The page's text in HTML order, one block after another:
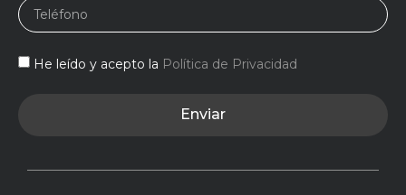
He leído y acepto la Política de Privacidad
Enviar